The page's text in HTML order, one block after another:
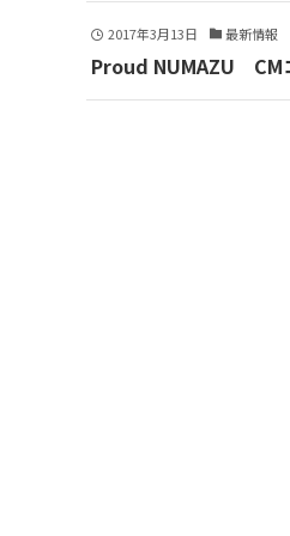
2017年3月13日 最新情報
Proud NUMAZU CM